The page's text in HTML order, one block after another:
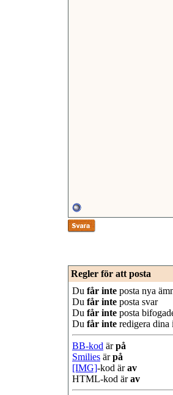
Regler för att posta
Du får inte posta nya
Du får inte posta svar
Du får inte posta
Du får inte redigera dina
BB-kod ärpå
Smilies ärpå
[IMG]-kod ärav
HTML-kod ärav